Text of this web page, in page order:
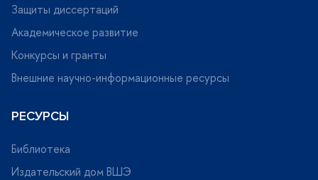
Защиты диссертаций
Академическое развитие
Конкурсы и гранты
нешние научно-информационные ресурсы
РЕСУРСЫ
Библиотека
Издательский дом ВШЭ